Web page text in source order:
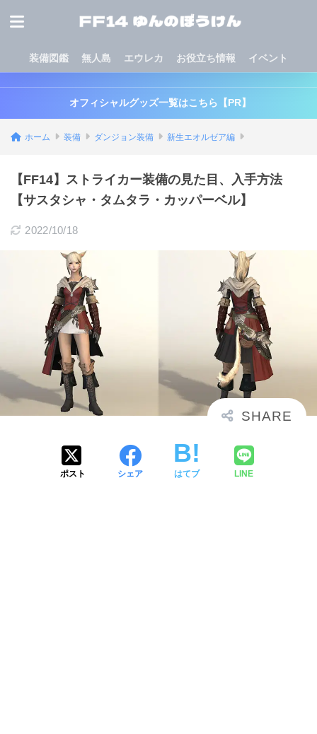
装備図鑑 無人島 エウレカ お役立ち情報 イベント
オフィシャルグッズ一覧はこちら【PR】
ホーム 装備 ダンジョン装備 新生エオルゼア編
【FF14】ストライカー装備の見た目、入手方法
【サスタシャ・タムタラ・カッパーベル】
2022/10/18
ポスト シェア はてブ LINE